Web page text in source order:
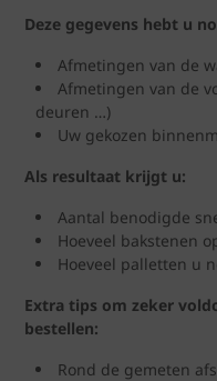
Deze gegevens hebt u
Afmetingen van de
Afmetingen van de
deuren …)
Uw gekozen
Als resultaat krijgt u:
Aantal benodigde
Hoeveel bakstenen
Hoeveel palletten u
Extra tips om zeker
bestellen:
Rond de gemeten